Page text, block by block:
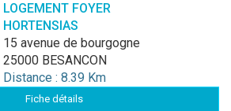
LOGEMENT FOYER
HORTENSIAS
15 avenue de bourgogne
25000 BESANCON
Distance : 8.39 Km
Fiche détails